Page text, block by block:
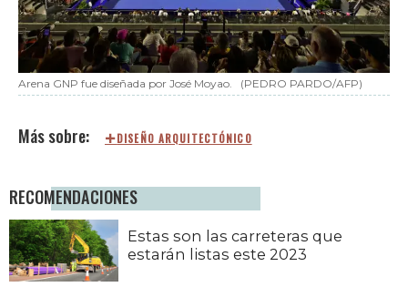
Arena GNP fue diseñada por José Moyao. (PEDRO PARDO/AFP)
DISEÑO ARQUITECTÓNICO
RECOMENDACIONES
Estas son las carreteras que
estarán listas este 2023